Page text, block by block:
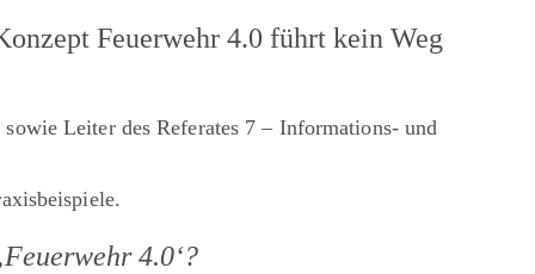
Feuerwehr 4.0 führt kein Weg
Leiter des Referates 7 – Informations- und
4.0‘?